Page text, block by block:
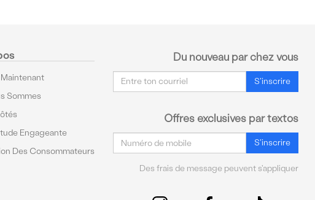
Sommes
Engageante
Des Consommateurs
Du nouveau par chez vous
S'inscrire
Offres exclusives par textos
S'inscrire
Des frais de message peuvent s'appliquer